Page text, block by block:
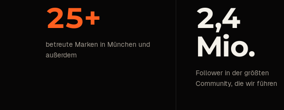
25+
betreute Marken in München und
außerdem
2,4
Mio.
Follower in der größten
Community, die wir führen